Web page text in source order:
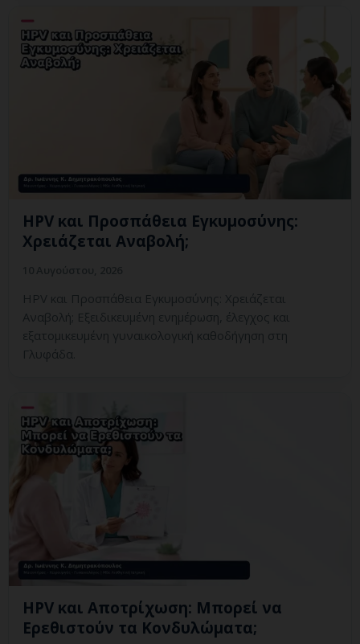
HPV και Προσπάθεια Εγκυμοσύνης:
Χρειάζεται Αναβολή;
HPV και Προσπάθεια Εγκυμοσύνης: Χρειάζεται
Αναβολή; Εξειδικευμένη ενημέρωση, έλεγχος και
εξατομικευμένη γυναικολογική καθοδήγηση στη
Γλυφάδα.
HPV και Αποτρίχωση: Μπορεί να
Ερεθιστούν τα Κονδυλώματα;